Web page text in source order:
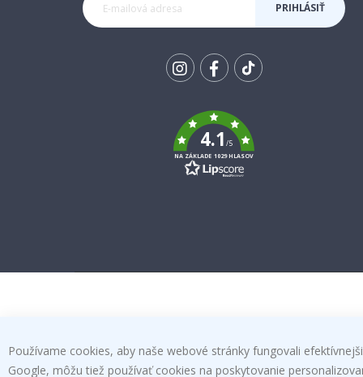
PRIHLÁSIŤ
k
4.1/5
NA ZÁKLADE 1029 HLASOV
Používame cookies, aby naše webové stránky fungovali
Google, môžu tiež používať cookies na poskytovanie